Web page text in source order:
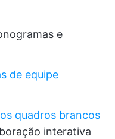
e
de equipe
os quadros brancos
interativa